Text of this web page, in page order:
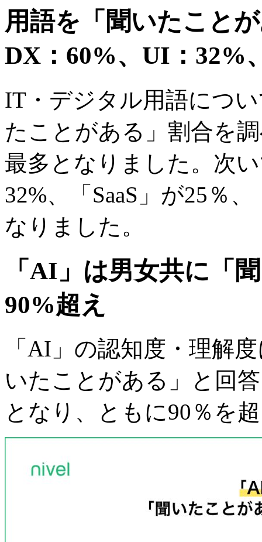
用語を「聞いたこと
DX：60%、UI：32%
IT・デジタル用語につ
たことがある」割合を
最多となりました。次
32%、「SaaS」が25％
なりました。
「AI」は男女共に「
90%超え
「AI」の認知度・理解
いたことがある」と回
となり、ともに90％を